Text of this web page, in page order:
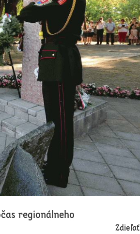
regionálneho
Zdieľať